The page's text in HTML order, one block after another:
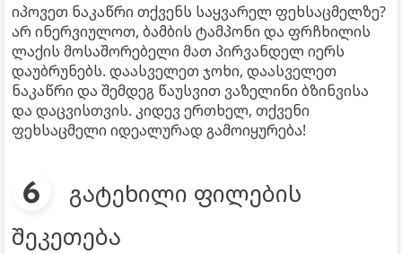
იპოვეთ ნაკაწრი თქვენს საყვარელ ფეხსაცმელზე?
არ ინერვიულოთ, ბამბის ტამპონი და ფრჩხილის
ლაქის მოსაშორებელი მათ პირვანდელ იერს
დაუბრუნებს. დაასველეთ ჯოხი, დაასველეთ
ნაკაწრი და შემდეგ წაუსვით ვაზელინი ბზინვისა
და დაცვისთვის. კიდევ ერთხელ, თქვენი
ფეხსაცმელი იდეალურად გამოიყურება!
გატეხილი ფილების
შეკეთება